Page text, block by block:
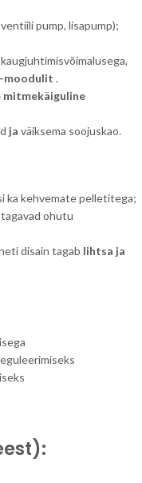
pump, lisapump);
moodulit .
ja väiksema soojuskao.
ka kehvemate pelletitega;
tagavad ohutu
disain tagab lihtsa ja